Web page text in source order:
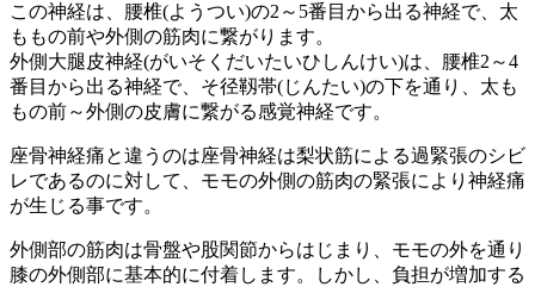
この神経は、腰椎(ようつい)の2～5番目から出る神経で、太
ももの前や外側の筋肉に繋がります。
外側大腿皮神経(がいそくだいたいひしんけい)は、腰椎2～4
番目から出る神経で、そ径靱帯(じんたい)の下を通り、太も
もの前～外側の皮膚に繋がる感覚神経です。
座骨神経痛と違うのは座骨神経は梨状筋による過緊張のシビ
レであるのに対して、モモの外側の筋肉の緊張により神経痛
が生じる事です。
外側部の筋肉は骨盤や股関節からはじまり、モモの外を通り
膝の外側部に基本的に付着します。しかし、負担が増加する